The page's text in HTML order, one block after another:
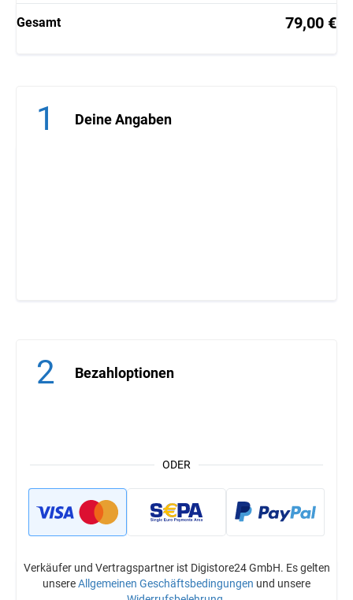
Gesamt 79,00 €
1 Deine Angaben
2 Bezahloptionen
ODER
Verkäufer und Vertragspartner ist Digistore24 GmbH. Es gelten
unsereAllgemeinen Geschäftsbedingungen und unsere